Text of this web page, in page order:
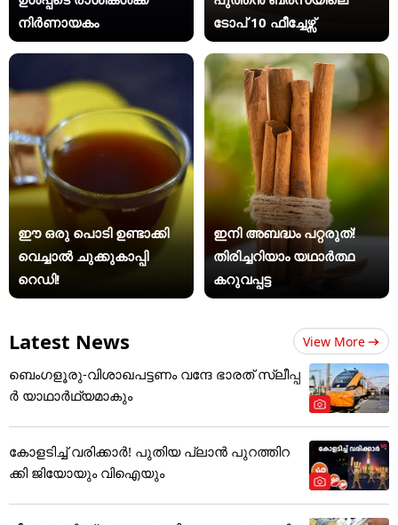
നിർണായകം
ടോപ് 10 ഫീച്ചേഴ്സ്
ഈ ഒരു പൊടി ഉണ്ടാക്കി
വെച്ചാൽ ചുക്കുകാപ്പി
റെഡി!
ഇനി അബദ്ധം പറ്റരുത്!
തിരിച്ചറിയാം യഥാര്‍ത്ഥ
കറുവപ്പട്ട
Latest News View More
ബെംഗളൂരു-വിശാഖപട്ടണം വന്ദേ ഭാരത് സ്ലീപ്പ
ര്‍ യാഥാര്‍ഥ്യമാകും
കോളടിച്ച് വരിക്കാർ! പുതിയ പ്ലാൻ പുറത്തിറ
ക്കി ജിയോയും വിഐയും